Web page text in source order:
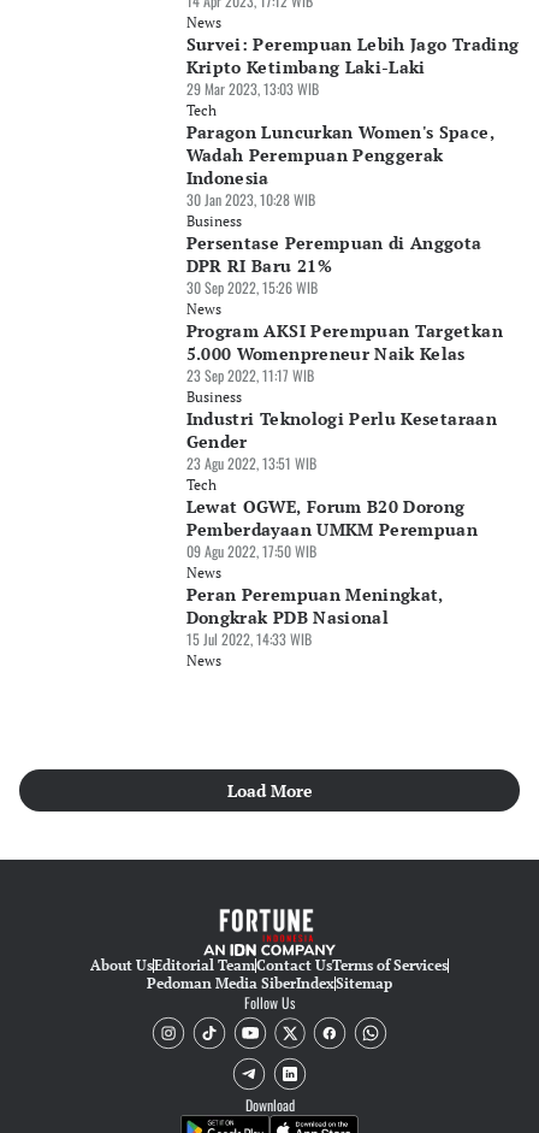
News
Survei: Perempuan Lebih Jago Trading
Kripto Ketimbang Laki-Laki
29 Mar 2023, 13:03 WIB
Tech
Paragon Luncurkan Women's Space,
Wadah Perempuan Penggerak
Indonesia
30 Jan 2023, 10:28 WIB
Business
Persentase Perempuan di Anggota
DPR RI Baru 21%
30 Sep 2022, 15:26 WIB
News
Program AKSI Perempuan Targetkan
5.000 Womenpreneur Naik Kelas
23 Sep 2022, 11:17 WIB
Business
Industri Teknologi Perlu Kesetaraan
Gender
23 Agu 2022, 13:51 WIB
Tech
Lewat OGWE, Forum B20 Dorong
Pemberdayaan UMKM Perempuan
09 Agu 2022, 17:50 WIB
News
Peran Perempuan Meningkat,
Dongkrak PDB Nasional
15 Jul 2022, 14:33 WIB
News
Load More
About UsEditorial TeamContact UsTerms of Services
Pedoman Media SiberIndexSitemap
Follow Us
Download